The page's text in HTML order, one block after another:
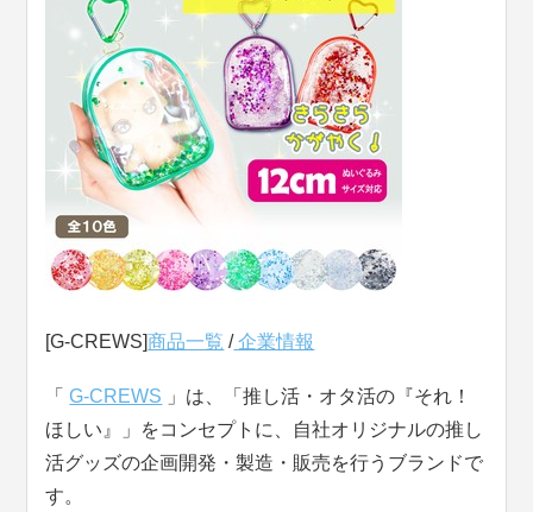
[G-CREWS]商品一覧 /企業情報
「G-CREWS 」は、「推し活・オタ活の『それ！
ほしい』」をコンセプトに、自社オリジナルの推し
活グッズの企画開発・製造・販売を行うブランドで
す。